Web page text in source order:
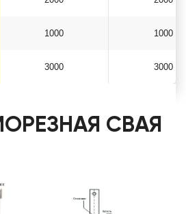
1000
3000
1000
3000
СВАЯ